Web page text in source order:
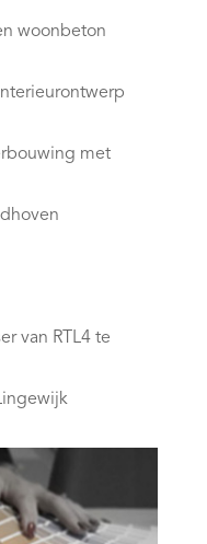
woonbeton
met
van RTL4 te